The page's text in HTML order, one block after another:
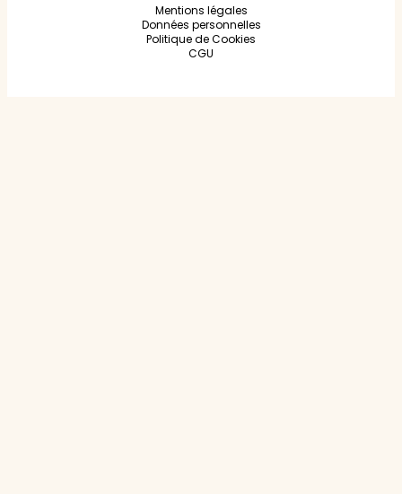
Mentions légales
Données personnelles
Politique de Cookies
CGU